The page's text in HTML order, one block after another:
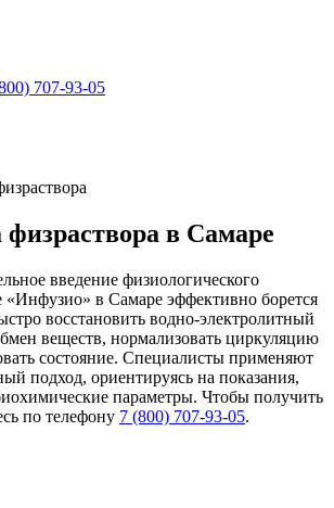
707-93-05
в Самаре
введение физиологического
«Инфузио» в Самаре эффективно борется
восстановить водно-электролитный
веществ, нормализовать циркуляцию
состояние. Специалисты применяют
подход, ориентируясь на показания,
параметры. Чтобы получить
по телефону 7 (800) 707-93-05.